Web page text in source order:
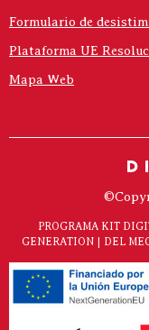
Formulario de
Plataforma UE
Mapa Web
PROGRAMA KIT
GENERATION | DEL